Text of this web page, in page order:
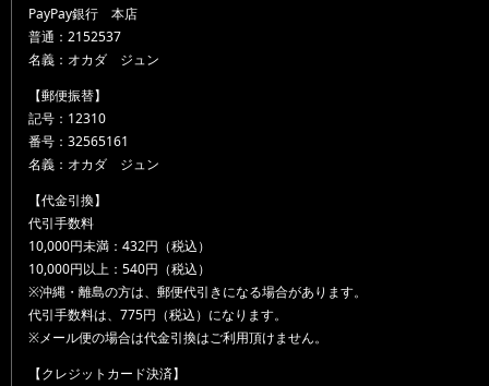
PayPay銀行 本店
普通：2152537
名義：オカダ ジュン
【郵便振替】
記号：12310
番号：32565161
名義：オカダ ジュン
【代金引換】
代引手数料
10,000円未満：432円（税込）
10,000円以上：540円（税込）
※沖縄・離島の方は、郵便代引きになる場合があります。
代引手数料は、775円（税込）になります。
※メール便の場合は代金引換はご利用頂けません。
【クレジットカード決済】